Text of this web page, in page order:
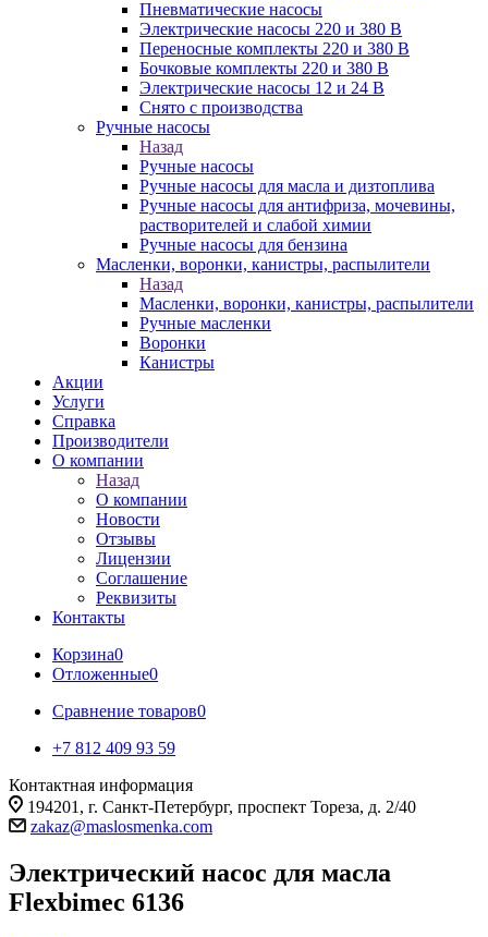
Пневматические насосы
Электрические насосы 220 и 380 В
Переносные комплекты 220 и 380 В
Бочковые комплекты 220 и 380 В
Электрические насосы 12 и 24 В
Снято с производства
Ручные насосы
Назад
Ручные насосы
Ручные насосы для масла и дизтоплива
Ручные насосы для антифриза, мочевины,
растворителей и слабой химии
Ручные насосы для бензина
Масленки, воронки, канистры, распылители
Назад
Масленки, воронки, канистры, распылители
Ручные масленки
Воронки
Канистры
Акции
Услуги
Справка
Производители
О компании
Назад
О компании
Новости
Отзывы
Лицензии
Соглашение
Реквизиты
Контакты
Корзина0
Отложенные0
Сравнение товаров0
+7 812 409 93 59
Контактная информация
194201, г. Санкт-Петербург, проспект Тореза, д. 2/40
zakaz@maslosmenka.com
Электрический насос для масла
Flexbimec 6136